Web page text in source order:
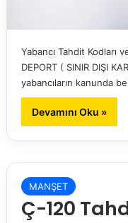
Yabancı Tahdit Kodları
DEPORT ( SINIR DIŞI
yabancıların kanunda
Devamını Oku »
MANŞET
Ç-120